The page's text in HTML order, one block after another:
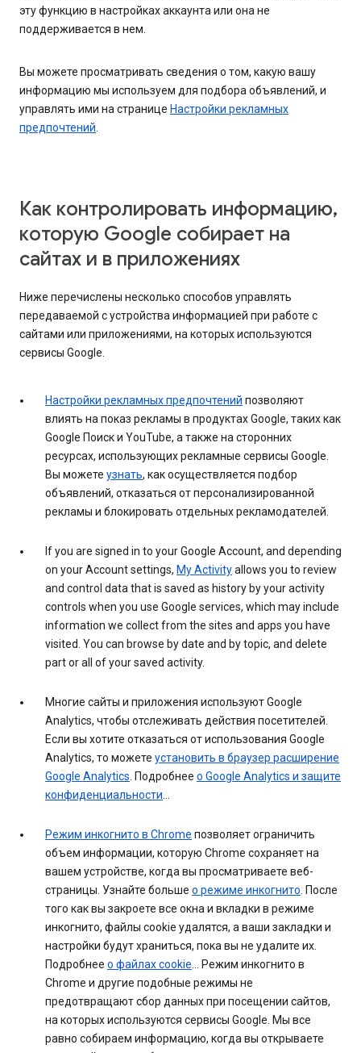
эту функцию в настройках аккаунта или она не
поддерживается в нем.
Вы можете просматривать сведения о том, какую вашу
информацию мы используем для подбора объявлений, и
управлять ими на странице Настройки рекламных
предпочтений.
Как контролировать информацию,
которую Google собирает на
сайтах и в приложениях
Ниже перечислены несколько способов управлять
передаваемой с устройства информацией при работе с
сайтами или приложениями, на которых используются
сервисы Google.
Настройки рекламных предпочтений позволяют
влиять на показ рекламы в продуктах Google, таких как
Google Поиск и YouTube, а также на сторонних
ресурсах, использующих рекламные сервисы Google.
Вы можете узнать, как осуществляется подбор
объявлений, отказаться от персонализированной
рекламы и блокировать отдельных рекламодателей.
If you are signed in to your Google Account, and depending
on your Account settings, My Activityallows you to review
and control data that is saved as history by your activity
controls when you use Google services, which may include
information we collect from the sites and apps you have
visited. You can browse by date and by topic, and delete
part or all of your saved activity.
Многие сайты и приложения используют Google
Analytics, чтобы отслеживать действия посетителей.
Если вы хотите отказаться от использования Google
Analytics, то можете установить в браузер расширение
Google Analytics. Подробнее о Google Analytics и защите
конфиденциальности…
Режим инкогнито в Chrome позволяет ограничить
объем информации, которую Chrome сохраняет на
вашем устройстве, когда вы просматриваете веб-
страницы. Узнайте больше о режиме инкогнито. После
того как вы закроете все окна и вкладки в режиме
инкогнито, файлы cookie удалятся, а ваши закладки и
настройки будут храниться, пока вы не удалите их.
Подробнее о файлах cookie… Режим инкогнито в
Chrome и другие подобные режимы не
предотвращают сбор данных при посещении сайтов,
на которых используются сервисы Google. Мы все
равно собираем информацию, когда вы открываете